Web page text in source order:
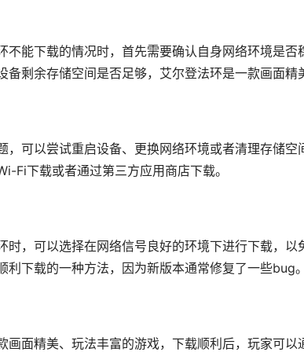
不能下载的情况时，首先需要确认自身网络环境是否
备剩余存储空间是否足够，艾尔登法环是一款画面精
，可以尝试重启设备、更换网络环境或者清理存储
Fi下载或者通过第三方应用商店下载。
时，可以选择在网络信号良好的环境下进行下载，
利下载的一种方法，因为新版本通常修复了一些bug。
画面精美、玩法丰富的游戏，下载顺利后，玩家可